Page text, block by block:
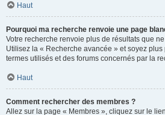
Haut
Pourquoi ma recherche renvoie une page
Votre recherche renvoie plus de résultats que
Utilisez la « Recherche avancée » et soyez
termes utilisés et des forums concernés par la
Haut
Comment rechercher des membres ?
Allez sur la page « Membres », cliquez sur le